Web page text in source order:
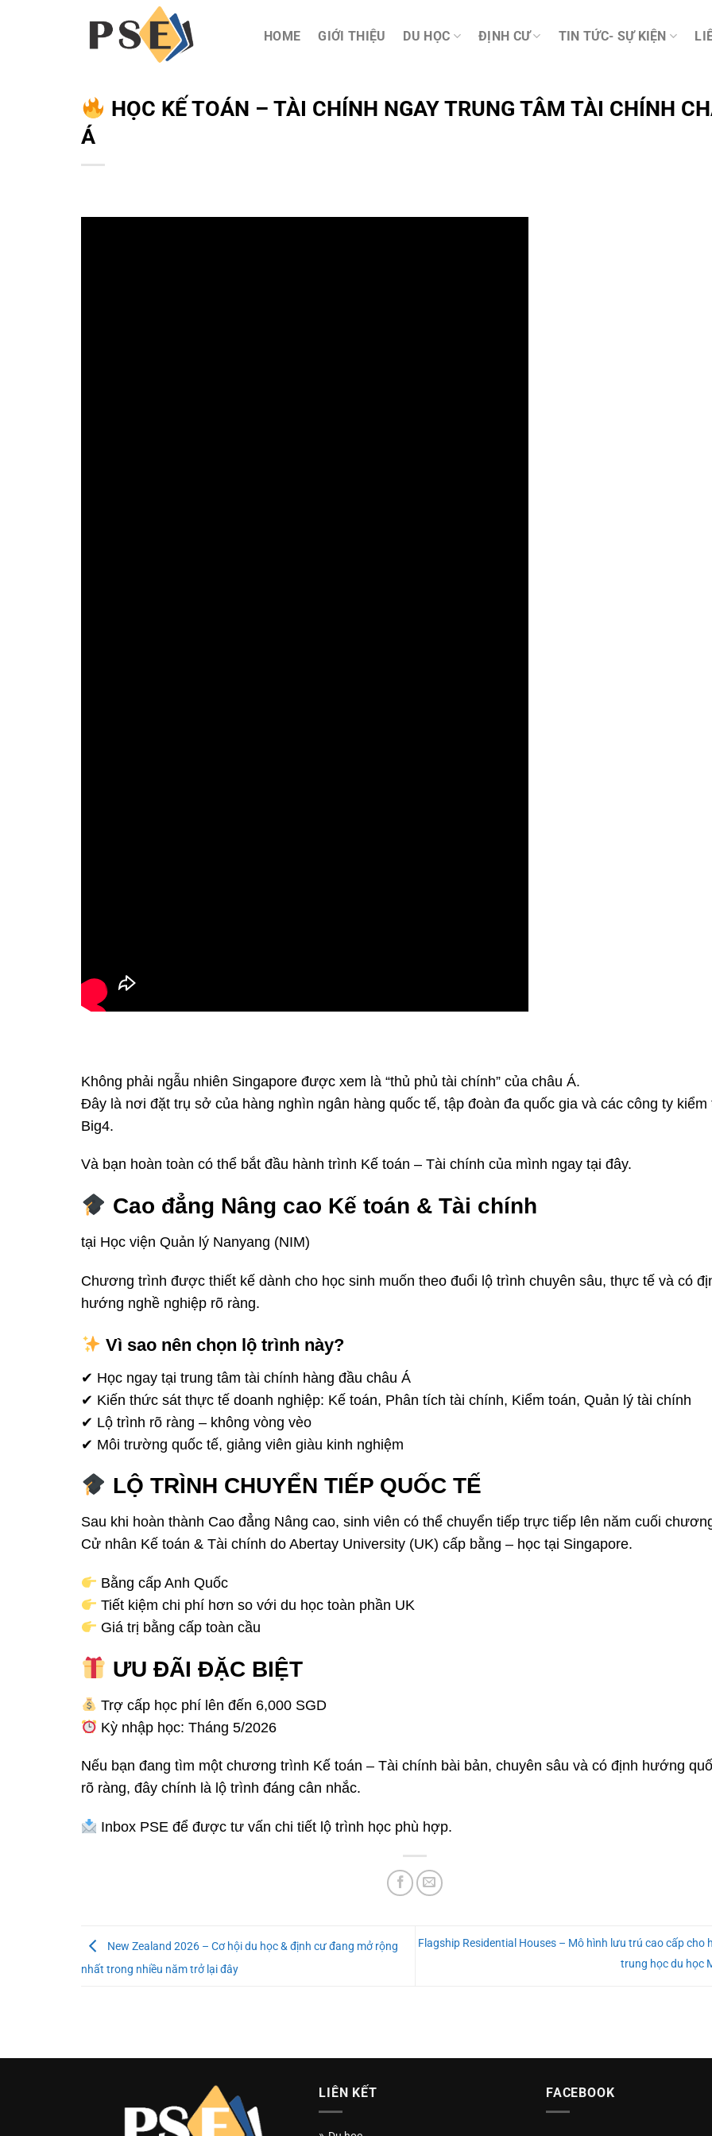
HOME GIỚI THIỆU DU HỌC ĐỊNH CƯ TIN TỨC- SỰ KIỆN
HỌC KẾ TOÁN – TÀI CHÍNH NGAY TRUNG TÂM TÀI CHÍNH
Á
Không phải ngẫu nhiên Singapore được xem là “thủ phủ tài chính” của châu Á.
Đây là nơi đặt trụ sở của hàng nghìn ngân hàng quốc tế, tập đoàn đa quốc gia và các công ty kiểm
Big4.
Và bạn hoàn toàn có thể bắt đầu hành trình Kế toán – Tài chính của mình ngay tại đây.
Cao đẳng Nâng cao Kế toán & Tài chính
tại Học viện Quản lý Nanyang (NIM)
Chương trình được thiết kế dành cho học sinh muốn theo đuổi lộ trình chuyên sâu, thực tế và có
hướng nghề nghiệp rõ ràng.
Vì sao nên chọn lộ trình này?
✔ Học ngay tại trung tâm tài chính hàng đầu châu Á
✔ Kiến thức sát thực tế doanh nghiệp: Kế toán, Phân tích tài chính, Kiểm toán, Quản lý tài chính
✔ Lộ trình rõ ràng – không vòng vèo
✔ Môi trường quốc tế, giảng viên giàu kinh nghiệm
LỘ TRÌNH CHUYỂN TIẾP QUỐC TẾ
Sau khi hoàn thành Cao đẳng Nâng cao, sinh viên có thể chuyển tiếp trực tiếp lên năm cuối
Cử nhân Kế toán & Tài chính do Abertay University (UK) cấp bằng – học tại Singapore.
Bằng cấp Anh Quốc
Tiết kiệm chi phí hơn so với du học toàn phần UK
Giá trị bằng cấp toàn cầu
ƯU ĐÃI ĐẶC BIỆT
Trợ cấp học phí lên đến 6,000 SGD
Kỳ nhập học: Tháng 5/2026
Nếu bạn đang tìm một chương trình Kế toán – Tài chính bài bản, chuyên sâu và có định hướng
rõ ràng, đây chính là lộ trình đáng cân nhắc.
Inbox PSE để được tư vấn chi tiết lộ trình học phù hợp.
New Zealand 2026 – Cơ hội du học & định cư đang mở rộng
nhất trong nhiều năm trở lại đây
Flagship Residential Houses – Mô hình lưu trú cao cấp cho
trung học du học
LIÊN KẾT FACEBOOK